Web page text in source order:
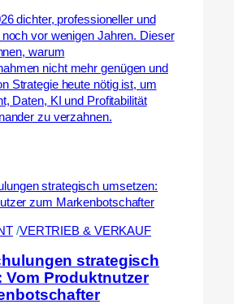
dichter, professioneller und
vor wenigen Jahren. Dieser
warum
nicht mehr genügen und
Strategie heute nötig ist, um
Daten, KI und Profitabilität
zu verzahnen.
/VERTRIEB & VERKAUF
strategisch
Vom Produktnutzer